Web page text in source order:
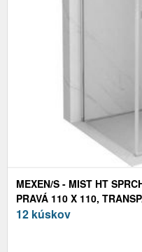
MEXEN/S - MIST HT
PRAVÁ 110 X 110,
01-00-P
12 kúskov